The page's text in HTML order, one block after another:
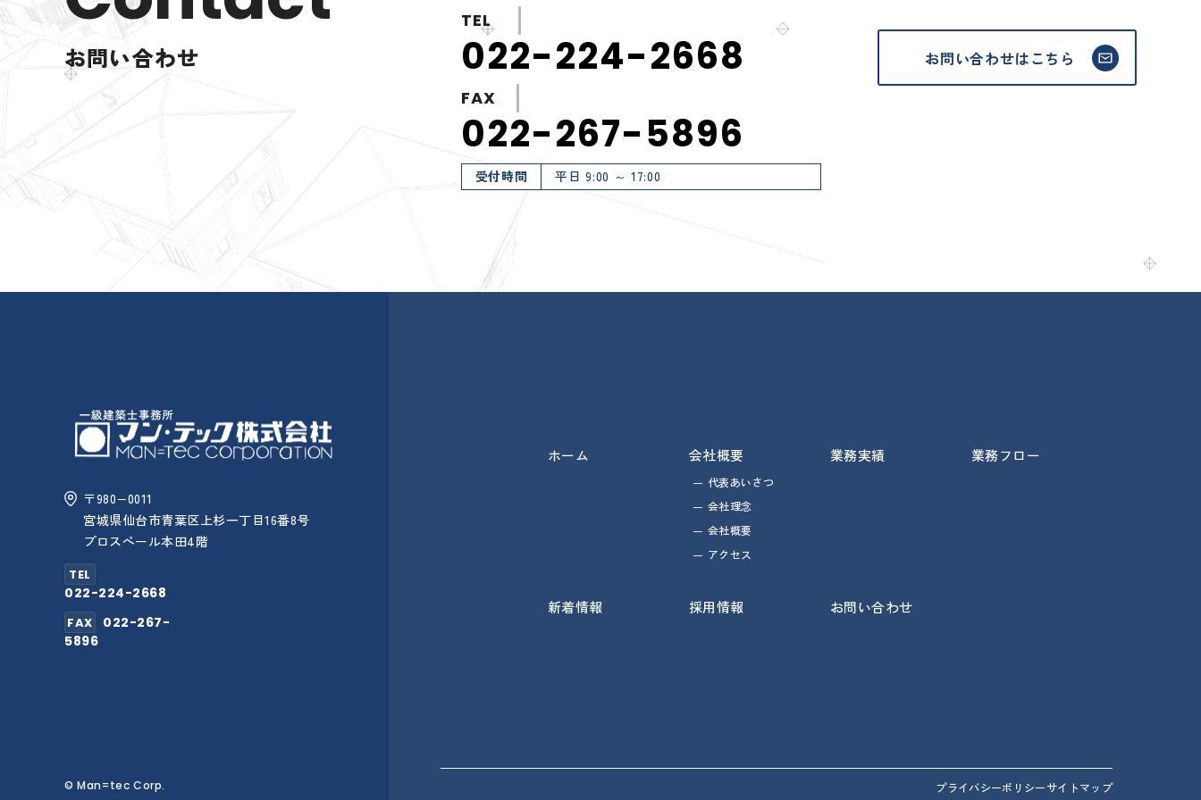
お問い合わせ
TEL
022-224-2668
FAX
022-267-5896
受付時間 平日 9:00 ～ 17:00
お問い合わせはこちら
〒980−0011
宮城県仙台市青葉区上杉一丁目16番8号
プロスペール本田4階
TEL
022-224-2668
FAX
022-267-
5896
ホーム 会社概要
代表あいさつ
会社理念
会社概要
アクセス
業務実績 業務フロー
新着情報 採用情報 お問い合わせ
プライバシーポリシーサイトマップ
© Man=tec Corp.